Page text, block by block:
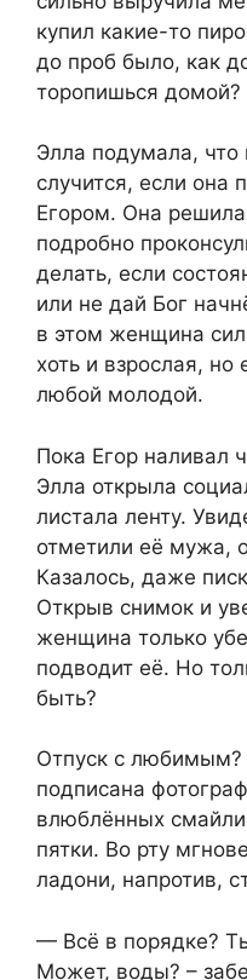
купил какие-то
до проб было, как
торопишься домой?
Элла подумала, что
случится, если она
Егором. Она решила
подробно
делать, если
или не дай Бог
в этом женщина
хоть и взрослая,
любой молодой.
Пока Егор наливал
Элла открыла
листала ленту.
отметили её мужа,
Казалось, даже
Открыв снимок и
женщина только
подводит её. Но
быть?
Отпуск с
подписана
влюблённых
пятки. Во рту
ладони, напротив,
— Всё в порядке?
Может, воды? –